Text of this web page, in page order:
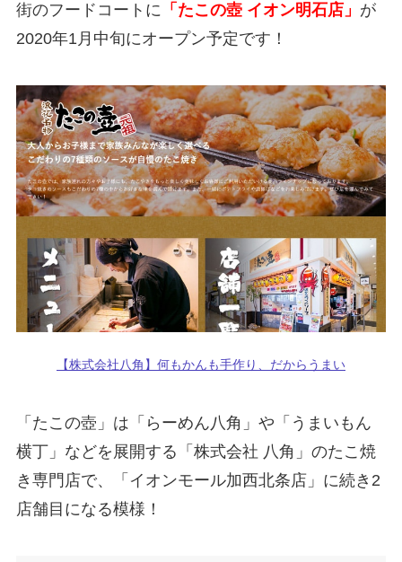
街のフードコートに 「たこの壺 イオン明石店」 が
2020年1月中旬にオープン予定です！
【株式会社八角】何もかんも手作り、だからうまい
「たこの壺」は「らーめん八角」や「うまいもん
横丁」などを展開する「株式会社 八角」のたこ焼
き専門店で、「イオンモール加西北条店」に続き2
店舗目になる模様！